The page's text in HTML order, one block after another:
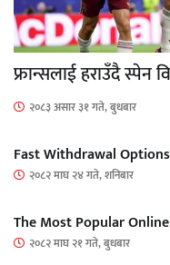
फ्रान्सलाई हराउँदै स्पेन
२०८३ असार ३१ गते, बुधबार
Fast Withdrawal
२०८२ माघ २४ गते, शनिबार
The Most Popular
२०८२ माघ २१ गते, बुधबार